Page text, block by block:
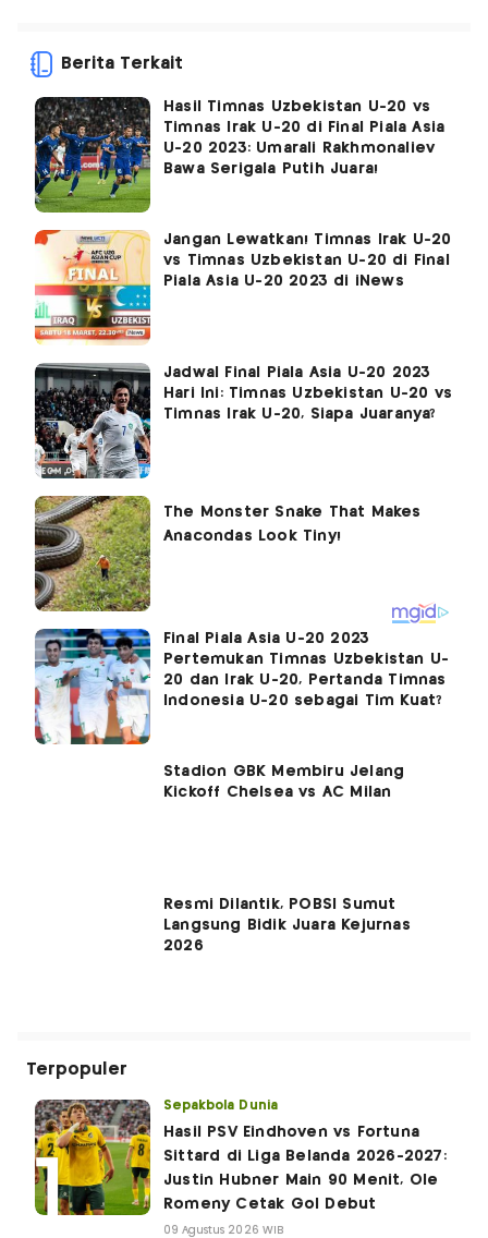
Berita Terkait
Hasil Timnas Uzbekistan U-20 vs
Timnas Irak U-20 di Final Piala Asia
U-20 2023: Umarali Rakhmonaliev
Bawa Serigala Putih Juara!
Jangan Lewatkan! Timnas Irak U-20
vs Timnas Uzbekistan U-20 di Final
Piala Asia U-20 2023 di iNews
Jadwal Final Piala Asia U-20 2023
Hari Ini: Timnas Uzbekistan U-20 vs
Timnas Irak U-20, Siapa Juaranya?
Final Piala Asia U-20 2023
Pertemukan Timnas Uzbekistan U-
20 dan Irak U-20, Pertanda Timnas
Indonesia U-20 sebagai Tim Kuat?
Stadion GBK Membiru Jelang
Kickoff Chelsea vs AC Milan
Resmi Dilantik, POBSI Sumut
Langsung Bidik Juara Kejurnas
2026
Terpopuler
Sepakbola Dunia
Hasil PSV Eindhoven vs Fortuna
Sittard di Liga Belanda 2026-2027:
Justin Hubner Main 90 Menit, Ole
Romeny Cetak Gol Debut
09 Agustus 2026 WIB